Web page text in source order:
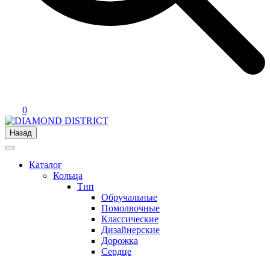
0
Назад
Каталог
Кольца
Тип
Обручальные
Помолвочные
Классические
Дизайнерские
Дорожка
Сердце